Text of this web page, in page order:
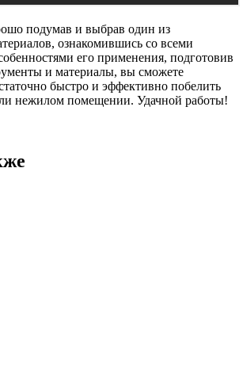
подумав и выбрав один из
ознакомившись со всеми
его применения, подготовив
и материалы, вы сможете
быстро и эффективно побелить
нежилом помещении. Удачной работы!